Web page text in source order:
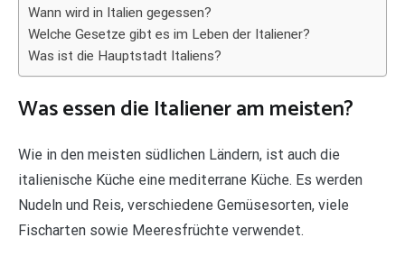
Wann wird in Italien gegessen?
Welche Gesetze gibt es im Leben der Italiener?
Was ist die Hauptstadt Italiens?
Was essen die Italiener am meisten?
Wie in den meisten südlichen Ländern, ist auch die
italienische Küche eine mediterrane Küche. Es werden
Nudeln und Reis, verschiedene Gemüsesorten, viele
Fischarten sowie Meeresfrüchte verwendet.